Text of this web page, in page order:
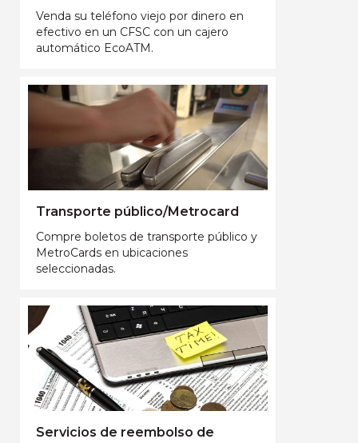
Venda su teléfono viejo por dinero en
efectivo en un CFSC con un cajero
automático EcoATM.
Transporte público/Metrocard
Compre boletos de transporte público y
MetroCards en ubicaciones
seleccionadas.
Servicios de reembolso de